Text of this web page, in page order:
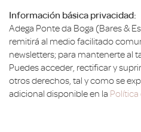
Información básica privacidad:
Adega Ponte da Boga (Bares &
remitirá al medio facilitado
newsletters; para mantenerte al
Puedes acceder, rectificar y
otros derechos, tal y como se
adicional disponible en la Política